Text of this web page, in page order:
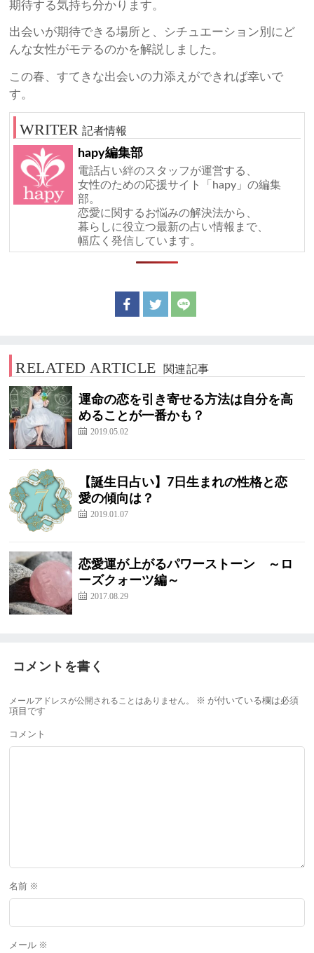
期待する気持ち分かります。
出会いが期待できる場所と、シチュエーション別にど
んな女性がモテるのかを解説しました。
この春、すてきな出会いの力添えができれば幸いで
す。
記者情報
hapy編集部
電話占い絆のスタッフが運営する、
女性のための応援サイト「hapy」の編集
部。
恋愛に関するお悩みの解決法から、
暮らしに役立つ最新の占い情報まで、
幅広く発信しています。
RELATED ARTICLE 関連記事
運命の恋を引き寄せる方法は自分を高
めることが一番かも？
2019.05.02
【誕生日占い】7日生まれの性格と恋
愛の傾向は？
2019.01.07
恋愛運が上がるパワーストーン ～ロ
ーズクォーツ編～
2017.08.29
コメントを書く
メールアドレスが公開されることはありません。 ※ が付いている欄は必須
項目です
コメント
名前 ※
メール ※